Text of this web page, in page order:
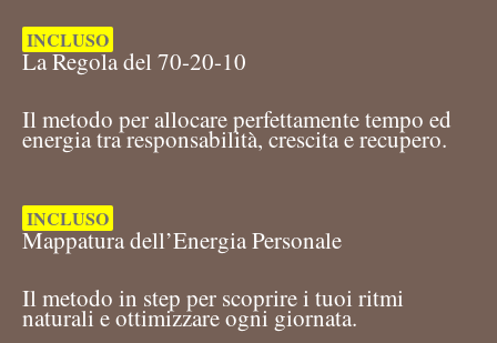
INCLUSO
La Regola del 70-20-10
Il metodo per allocare perfettamente tempo ed
energia tra responsabilità, crescita e recupero.
INCLUSO
Mappatura dell’Energia Personale
Il metodo in step per scoprire i tuoi ritmi
naturali e ottimizzare ogni giornata.